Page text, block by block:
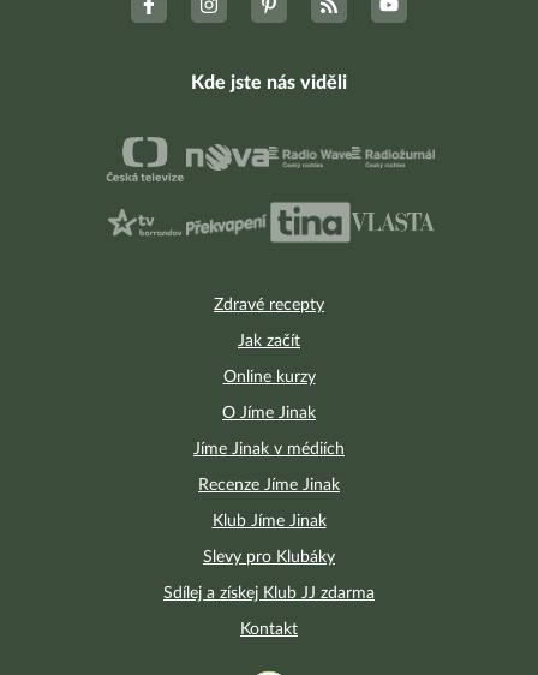
Zdravé recepty
Jak začít
Online kurzy
O Jíme Jinak
Jíme Jinak v médiích
Recenze Jíme Jinak
Klub Jíme Jinak
Slevy pro Klubáky
Sdílej a získej Klub JJ zdarma
Kontakt
Kde jste nás viděli